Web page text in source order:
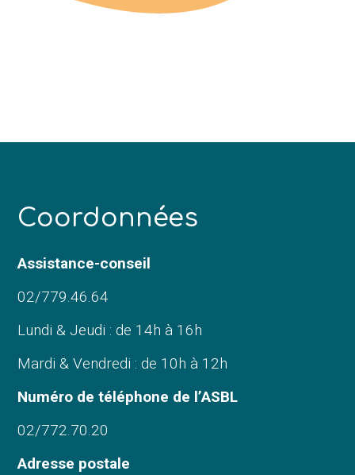
Coordonnées
Assistance-conseil
02/779.46.64
Lundi & Jeudi : de 14h à 16h
Mardi & Vendredi : de 10h à 12h
Numéro de téléphone de l’ASBL
02/772.70.20
Adresse postale